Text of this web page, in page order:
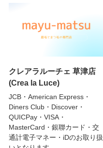
クレアラルーチェ 草津店
(Crea la Luce)
JCB・American Express・
Diners Club・Discover・
QUICPay・VISA・
MasterCard・銀聯カード・交
通計電子マネー・iDのお取り扱